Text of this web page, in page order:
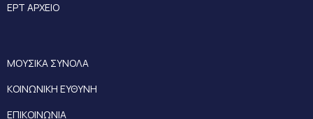
ΕΡΤ ΑΡΧΕΙΟ
ΜΟΥΣΙΚΑ ΣΥΝΟΛΑ
ΚΟΙΝΩΝΙΚΗ ΕΥΘΥΝΗ
ΕΠΙΚΟΙΝΩΝΙΑ